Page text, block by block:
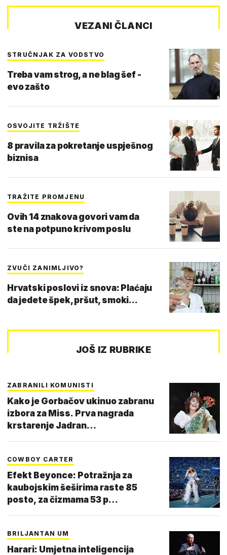
VEZANI ČLANCI
STRUČNJAK ZA VODSTVO
Treba vam strog, a ne blag šef -
evo zašto
OSVOJITE TRŽIŠTE
8 pravila za pokretanje uspješnog
biznisa
TRAŽITE PROMJENU
Ovih 14 znakova govori vam da
ste na potpuno krivom poslu
ZVUČI ZANIMLJIVO?
Hrvatski poslovi iz snova: Plaćaju
da jedete špek, pršut, smoki...
JOŠ IZ RUBRIKE
ZABRANILI KOMUNISTI
Kako je Gorbačov ukinuo zabranu
izbora za Miss. Prva nagrada
krstarenje Jadran…
COWBOY CARTER
Efekt Beyonce: Potražnja za
kaubojskim šeširima raste 85
posto, za čizmama 53 p…
BRILJANTAN UM
Harari: Umjetna inteligencija